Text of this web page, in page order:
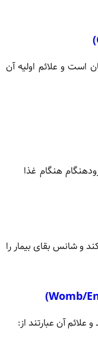
است و علائم اولیه آن
هنگام غذا
و شانس بقای بیمار را
آن عبارتند از: